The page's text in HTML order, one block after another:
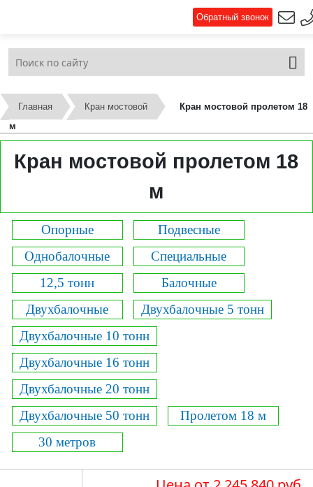
Обратный звонок
Главная Кран мостовой
Кран мостовой пролетом 18
м
Кран мостовой пролетом 18
м
Опорные
Подвесные
Однобалочные
Специальные
12,5 тонн
Балочные
Двухбалочные
Двухбалочные 5 тонн
Двухбалочные 10 тонн
Двухбалочные 16 тонн
Двухбалочные 20 тонн
Двухбалочные 50 тонн
Пролетом 18 м
30 метров